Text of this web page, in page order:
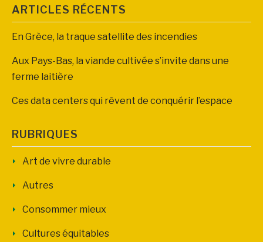
ARTICLES RÉCENTS
En Grèce, la traque satellite des incendies
Aux Pays-Bas, la viande cultivée s’invite dans une
ferme laitière
Ces data centers qui rêvent de conquérir l’espace
RUBRIQUES
Art de vivre durable
Autres
Consommer mieux
Cultures équitables